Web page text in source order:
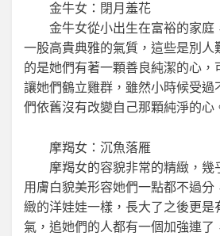
金牛女：閉月羞花
金牛女從小出生在富裕的家庭
一股高貴典雅的氣質，這些是別人
的是她們有著一顆善良純潔的心，
讓她們鶴立雞群，雖然小時候受過
們依舊沒有改變自己那顆純淨的心
摩羯女：沉魚落雁
摩羯女的容貌非常的精緻，幾
用膚白貌美形容她們一點都不過分
緻的洋娃娃一樣，長大了之後更是
氣，追她們的人都有一個加強連了